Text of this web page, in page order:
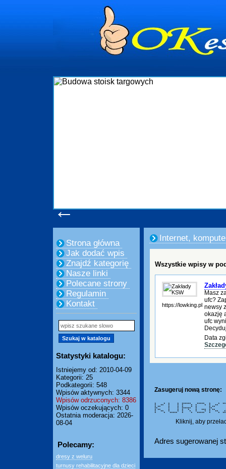
←
Strona główna
Jak dodać wpis
Znajdź kategorię
Nasze linki
Polecane strony
Regulamin
Kontakt
Statystyki katalogu:
Istniejemy od: 2010-04-09
Kategorii: 25
Podkategorii: 548
Wpisów aktywnych: 3344
Wpisów odrzuconych: 8386
Wpisów oczekujących: 0
Ostatnia moderacja: 2026-
08-04
Polecamy:
dresy z weluru
turnusy rehabilitacyjne dla dzieci
Internet,
Wszystkie wpisy w
https://lowking.pl
Masz
ufc?
newsy
okazję
ufc
Data
Zasugeruj nową stronę:
* * * * ****** ***** * *
* ** * * * * * * *
* ** * * * * * *
** * * ****** *
* ** * * * * * ***
* ** * * * * * * *
* * ***** * * ***** * *
Kliknij, aby
Adres sugerowanej